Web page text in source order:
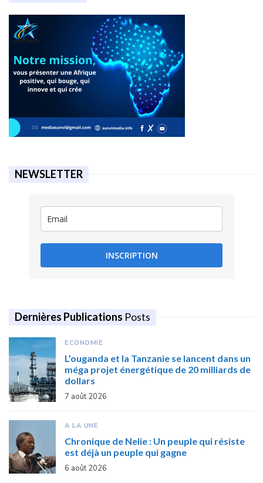
NEWSLETTER
INSCRIPTION
Dernières Publications Posts
ECONOMIE
L’ouganda et la Tanzanie se lancent dans un
méga projet énergétique de 20 milliards de
dollars
7 août 2026
A LA UNE
Chronique de Nelie : Un peuple qui résiste
est déjà un peuple qui gagne
6 août 2026